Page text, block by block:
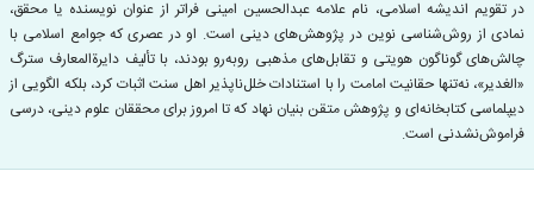
در تقویم اندیشه اسلامی، نام علامه عبدالحسین امینی فراتر از عنوان نویسنده یا محقق،
نمادی از روش‌شناسی نوین در پژوهش‌های دینی است. او در عصری که جوامع اسلامی با
چالش‌های گوناگون هویتی و تقابل‌های مذهبی روبه‌رو بودند، با تألیف دایرةالمعارف سترگ
«الغدیر»، نه‌تنها حقانیت امامت را با استنادات خلل‌ناپذیر اهل‌ سنت اثبات کرد، بلکه الگویی از
دیپلماسی کتابخانه‌ای و پژوهش متقن بنیان نهاد که تا امروز برای محققان علوم دینی، درسی
فراموش‌نشدنی است.